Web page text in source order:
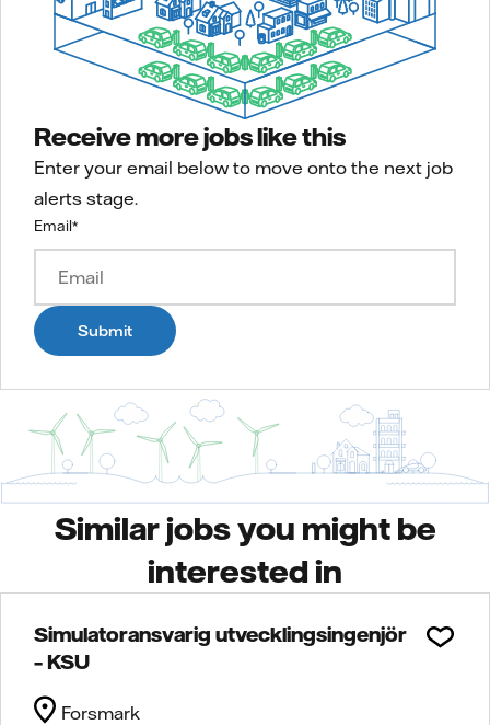
Receive more jobs like this
Enter your email below to move onto the next job
alerts stage.
Email*
Submit
Similar jobs you might be
interested in
Simulatoransvarig utvecklingsingenjör
– KSU
Forsmark